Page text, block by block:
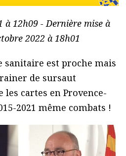
à 12h09 - Dernière mise à
2022 à 18h01
sanitaire est proche mais
de sursaut
cartes en Provence-
2021 même combats !